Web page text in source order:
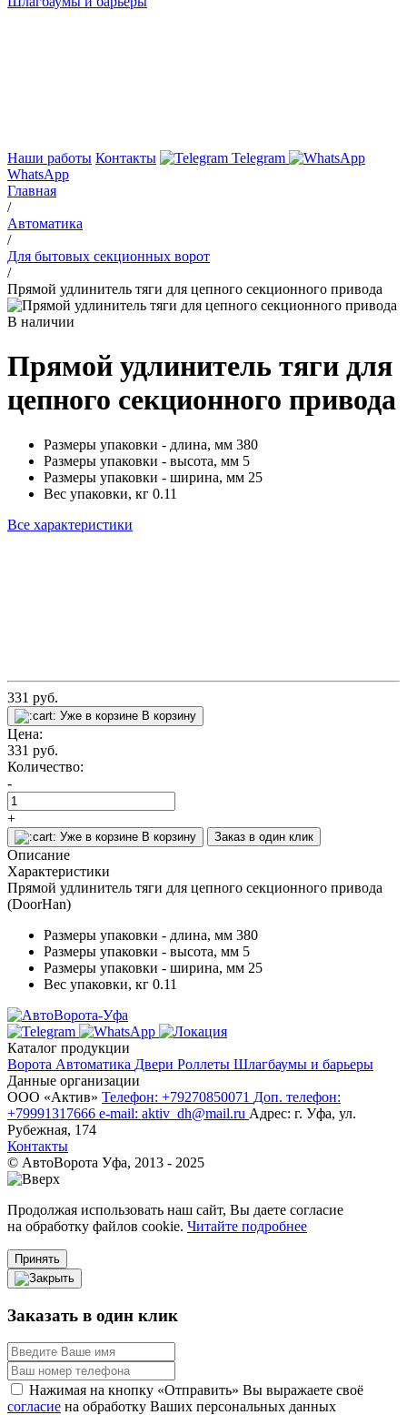
Наши работы Контакты
Telegram
WhatsApp
Главная
/
Автоматика
/
Для бытовых секционных ворот
/
Прямой удлинитель тяги для цепного секционного привода
В наличии
Прямой удлинитель тяги для
цепного секционного привода
Размеры упаковки - длина, мм 380
Размеры упаковки - высота, мм 5
Размеры упаковки - ширина, мм 25
Вес упаковки, кг 0.11
Все характеристики
331 руб.
Уже в корзине В корзину
Цена:
331 руб.
Количество:
-
+
Уже в корзине В корзину Заказ в один клик
Описание
Характеристики
Прямой удлинитель тяги для цепного секционного привода
(DoorHan)
Размеры упаковки - длина, мм 380
Размеры упаковки - высота, мм 5
Размеры упаковки - ширина, мм 25
Вес упаковки, кг 0.11
Каталог продукции
Ворота Автоматика Двери Роллеты Шлагбаумы и барьеры
Данные организации
ООО «‎Актив»‎ Телефон: +79270850071 Доп. телефон:
+79991317666 e-mail: aktiv_dh@mail.ru Адрес: г. Уфа, ул.
Рубежная, 174
Контакты
© АвтоВорота Уфа, 2013 - 2025
Продолжая использовать наш сайт, Вы даете согласие
на обработку файлов cookie. Читайте подробнее
Принять
Заказать в один клик
Нажимая на кнопку «Отправить» Вы выражаете своё
согласие на обработку Ваших персональных данных